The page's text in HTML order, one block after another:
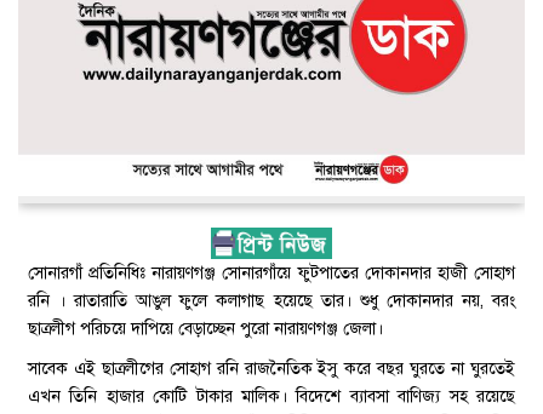
সোনারগাঁ প্রতিনিধিঃ নারায়ণগঞ্জ সোনারগাঁয়ে ফুটপাতের দোকানদার হাজী সোহাগ
রনি । রাতারাতি আঙুল ফুলে কলাগাছ হয়েছে তার। শুধু দোকানদার নয়, বরং
ছাত্রলীগ পরিচয়ে দাপিয়ে বেড়াচ্ছেন পুরো নারায়ণগঞ্জ জেলা।
সাবেক এই ছাত্রলীগের সোহাগ রনি রাজনৈতিক ইসু করে বছর ঘুরতে না ঘুরতেই
এখন তিনি হাজার কোটি টাকার মালিক। বিদেশে ব্যাবসা বাণিজ্য সহ রয়েছে